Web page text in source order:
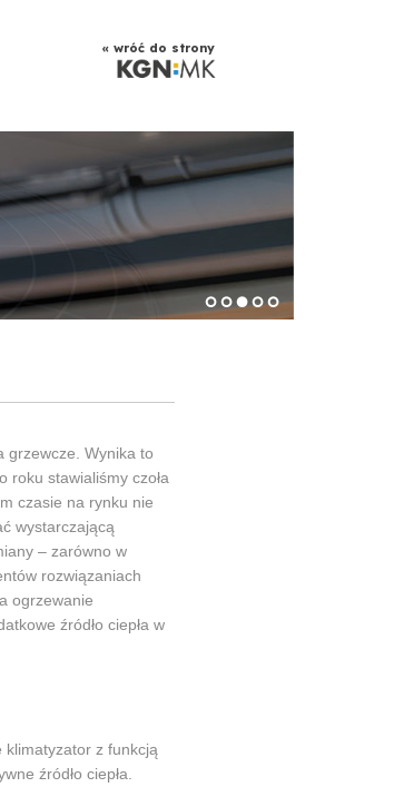
« wróć do strony
grzewcze. Wynika to
roku stawialiśmy czoła
czasie na rynku nie
wystarczającą
– zarówno w
rozwiązaniach
ogrzewanie
źródło ciepła w
z funkcją
źródło ciepła.